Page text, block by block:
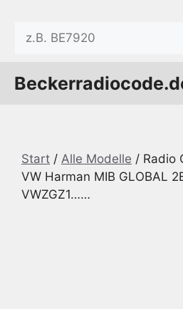
springen
Start / Alle Modelle / Radio
VW Harman MIB GLOBAL
VWZGZ1……